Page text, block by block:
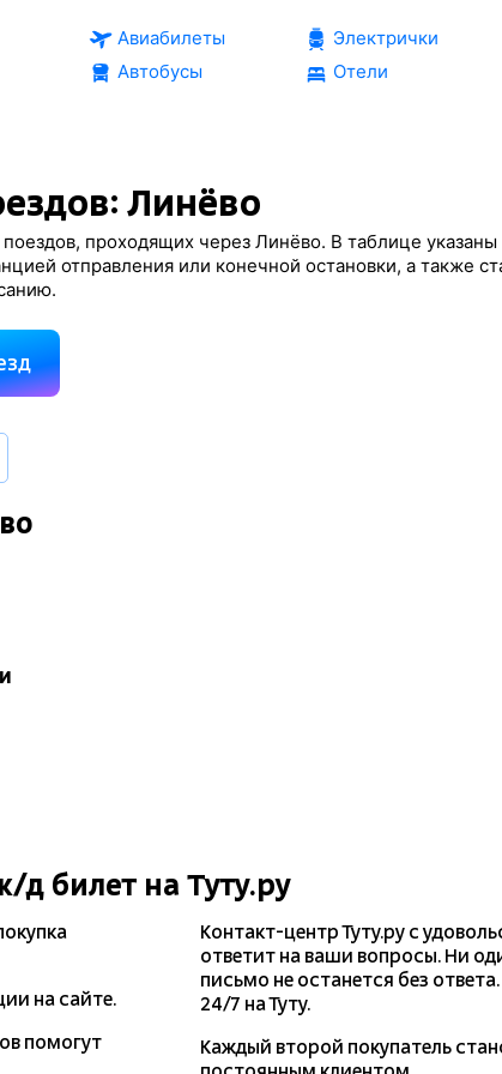
Авиабилеты
Автобусы
Электрички
Отели
Линёво
проходящих через Линёво. В таблице указаны
отправления или конечной остановки, а также
д билет на Туту.ру
на сайте.
помогут
Контакт-центр Туту.ру с
ответит на ваши вопросы. Ни
письмо не останется без
24/7 на Туту.
Каждый второй покупатель